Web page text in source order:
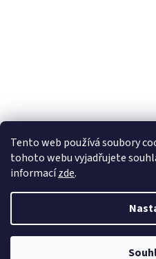
Tento web používá soubory
tohoto webu vyjadřujete
informacízde.